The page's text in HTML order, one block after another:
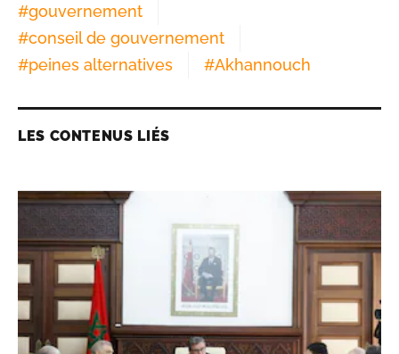
#gouvernement
#conseil de gouvernement
#peines alternatives #Akhannouch
LES CONTENUS LIÉS